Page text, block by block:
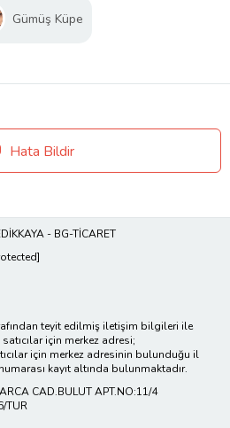
Gümüş Küpe
Hata Bildir
- BG-TİCARET
teyit edilmiş iletişim bilgileri ile
için merkez adresi;
için merkez adresinin bulunduğu il
kayıt altında bulunmaktadır.
CAD.BULUT APT.NO:11/4
TUR